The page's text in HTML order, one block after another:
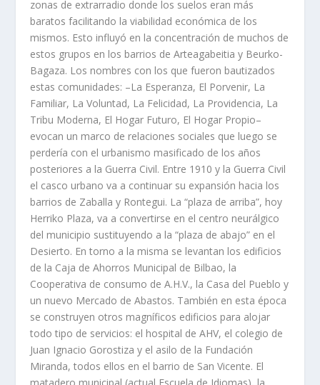
zonas de extrarradio donde los suelos eran más
baratos facilitando la viabilidad económica de los
mismos. Esto influyó en la concentración de muchos de
estos grupos en los barrios de Arteagabeitia y Beurko-
Bagaza. Los nombres con los que fueron bautizados
estas comunidades: –La Esperanza, El Porvenir, La
Familiar, La Voluntad, La Felicidad, La Providencia, La
Tribu Moderna, El Hogar Futuro, El Hogar Propio–
evocan un marco de relaciones sociales que luego se
perdería con el urbanismo masificado de los años
posteriores a la Guerra Civil. Entre 1910 y la Guerra Civil
el casco urbano va a continuar su expansión hacia los
barrios de Zaballa y Rontegui. La “plaza de arriba”, hoy
Herriko Plaza, va a convertirse en el centro neurálgico
del municipio sustituyendo a la “plaza de abajo” en el
Desierto. En torno a la misma se levantan los edificios
de la Caja de Ahorros Municipal de Bilbao, la
Cooperativa de consumo de A.H.V., la Casa del Pueblo y
un nuevo Mercado de Abastos. También en esta época
se construyen otros magníficos edificios para alojar
todo tipo de servicios: el hospital de AHV, el colegio de
Juan Ignacio Gorostiza y el asilo de la Fundación
Miranda, todos ellos en el barrio de San Vicente. El
matadero municipal (actual Escuela de Idiomas), la